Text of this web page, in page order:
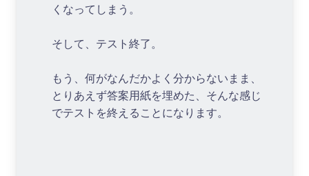
くなってしまう。
そして、テスト終了。
もう、何がなんだかよく分からないまま、
とりあえず答案用紙を埋めた、そんな感じ
でテストを終えることになります。